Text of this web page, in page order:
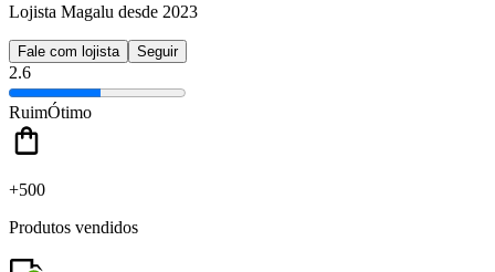
Lojista Magalu desde 2023
Fale com lojista Seguir
2.6
RuimÓtimo
+500
Produtos vendidos